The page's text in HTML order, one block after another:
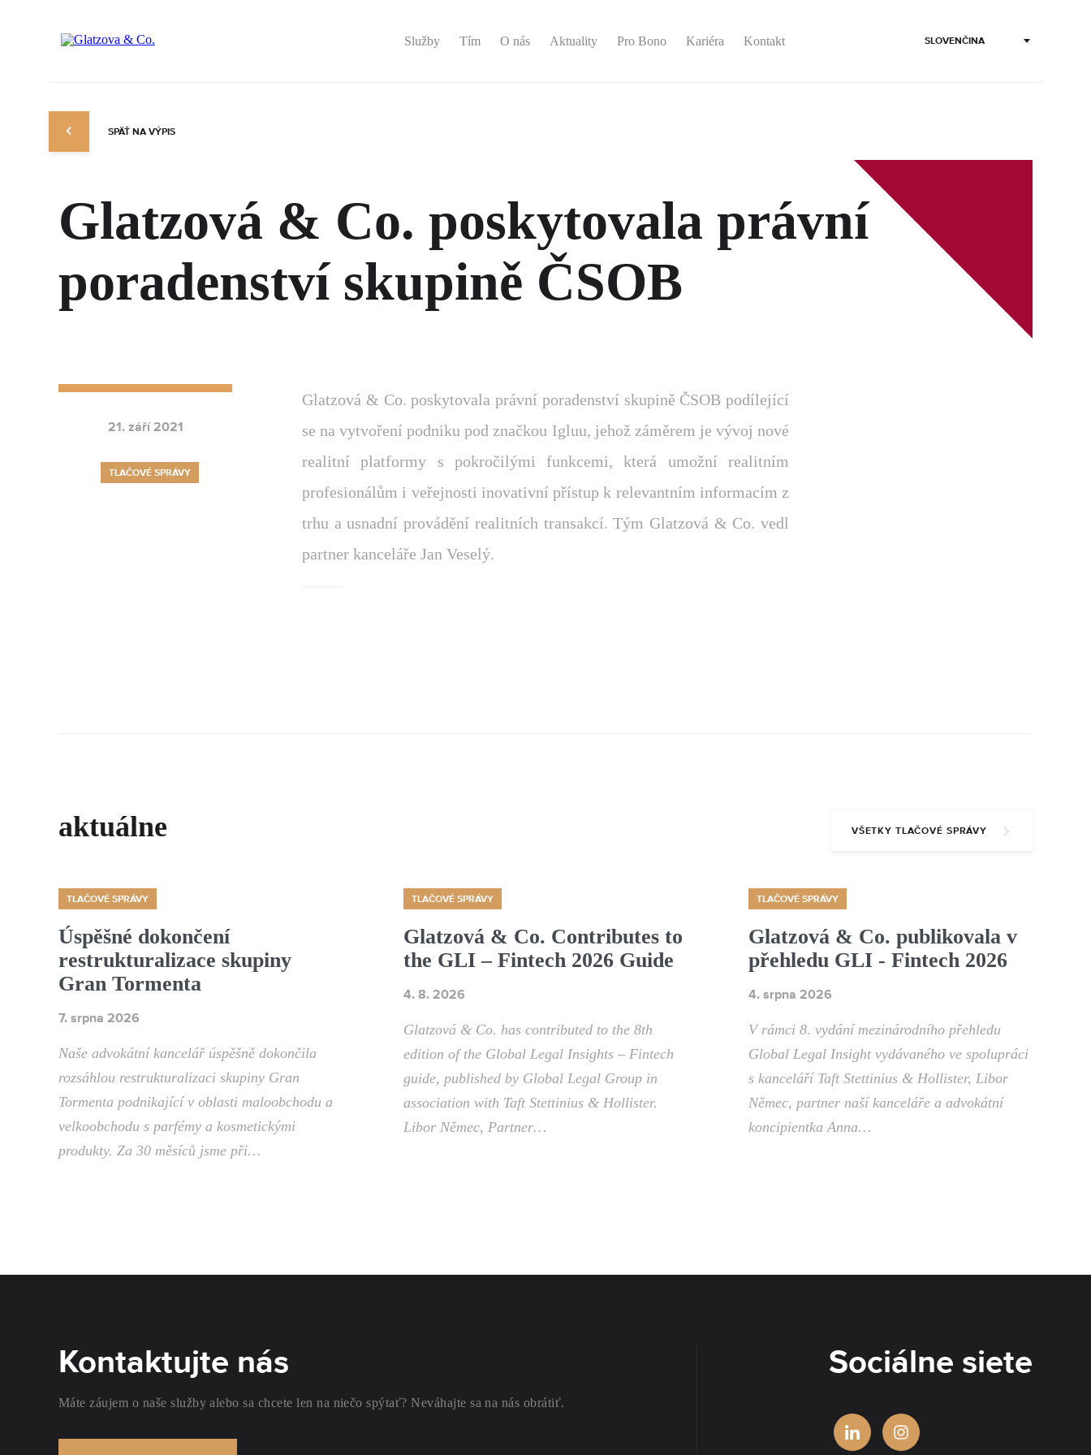
Glatzová & Co. poskytovala právní
poradenství skupině ČSOB
SPÄŤ NA VÝPIS
Služby Tím O nás Aktuality Pro Bono Kariéra Kontakt SLOVENČINA
21. září 2021
TLAČOVÉ SPRÁVY
Glatzová & Co. poskytovala právní poradenství skupině ČSOB podílející
se na vytvoření podniku pod značkou Igluu, jehož záměrem je vývoj nové
realitní platformy s pokročilými funkcemi, která umožní realitním
profesionálům i veřejnosti inovativní přístup k relevantním informacím z
trhu a usnadní provádění realitních transakcí. Tým Glatzová & Co. vedl
partner kanceláře Jan Veselý.
aktuálne VŠETKY TLAČOVÉ SPRÁVY
TLAČOVÉ SPRÁVY
Úspěšné dokončení
restrukturalizace skupiny
Gran Tormenta
7. srpna 2026
Naše advokátní kancelář úspěšně dokončila
rozsáhlou restrukturalizaci skupiny Gran
Tormenta podnikající v oblasti maloobchodu a
velkoobchodu s parfémy a kosmetickými
produkty. Za 30 měsíců jsme při…
TLAČOVÉ SPRÁVY
Glatzová & Co. Contributes to
the GLI – Fintech 2026 Guide
4. 8. 2026
Glatzová & Co. has contributed to the 8th
edition of the Global Legal Insights – Fintech
guide, published by Global Legal Group in
association with Taft Stettinius & Hollister.
Libor Němec, Partner…
TLAČOVÉ SPRÁVY
Glatzová & Co. publikovala v
přehledu GLI - Fintech 2026
4. srpna 2026
V rámci 8. vydání mezinárodního přehledu
Global Legal Insight vydávaného ve spolupráci
s kanceláří Taft Stettinius & Hollister, Libor
Němec, partner naší kanceláře a advokátní
koncipientka Anna…
Kontaktujte nás
Máte záujem o naše služby alebo sa chcete len na niečo spýtať? Neváhajte sa na nás obrátiť.
Sociálne siete